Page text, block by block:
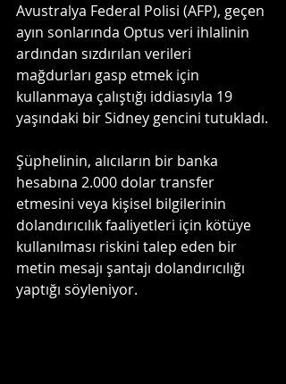
Avustralya Federal Polisi (AFP), geçen
ayın sonlarında Optus veri ihlalinin
ardından sızdırılan verileri
mağdurları gasp etmek için
kullanmaya çalıştığı iddiasıyla 19
yaşındaki bir Sidney gencini tutukladı.
Şüphelinin, alıcıların bir banka
hesabına 2.000 dolar transfer
etmesini veya kişisel bilgilerinin
dolandırıcılık faaliyetleri için kötüye
kullanılması riskini talep eden bir
metin mesajı şantajı dolandırıcılığı
yaptığı söyleniyor.